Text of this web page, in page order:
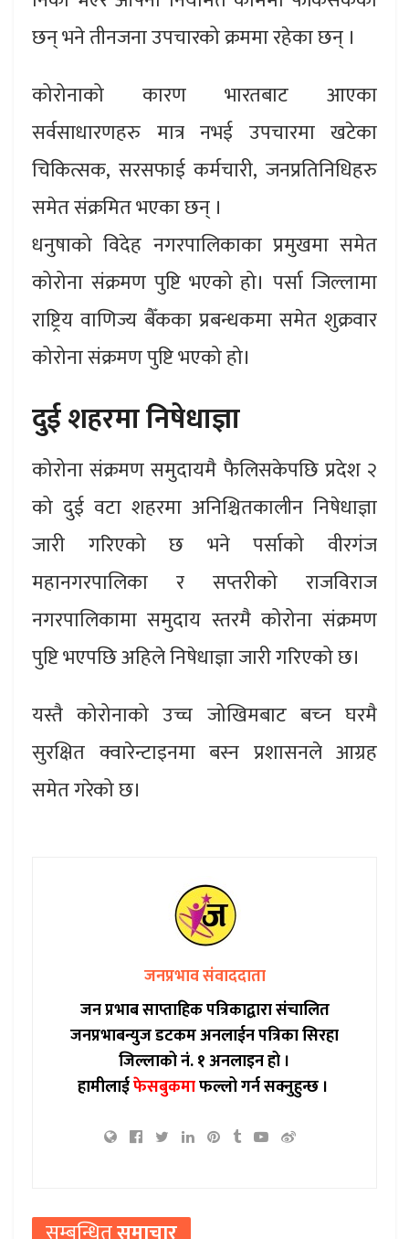
छन् भने तीनजना उपचारको क्रममा रहेका छन् ।
कोरोनाको कारण भारतबाट आएका
सर्वसाधारणहरु मात्र नभई उपचारमा खटेका
चिकित्सक, सरसफाई कर्मचारी, जनप्रतिनिधिहरु
समेत संक्रमित भएका छन् ।
धनुषाको विदेह नगरपालिकाका प्रमुखमा समेत
कोरोना संक्रमण पुष्टि भएको हो। पर्सा जिल्लामा
राष्ट्रिय वाणिज्य बैँकका प्रबन्धकमा समेत शुक्रवार
कोरोना संक्रमण पुष्टि भएको हो।
दुई शहरमा निषेधाज्ञा
कोरोना संक्रमण समुदायमै फैलिसकेपछि प्रदेश २
को दुई वटा शहरमा अनिश्चितकालीन निषेधाज्ञा
जारी गरिएको छ भने पर्साको वीरगंज
महानगरपालिका र सप्तरीको राजविराज
नगरपालिकामा समुदाय स्तरमै कोरोना संक्रमण
पुष्टि भएपछि अहिले निषेधाज्ञा जारी गरिएको छ।
यस्तै कोरोनाको उच्च जोखिमबाट बच्‍न घरमै
सुरक्षित क्वारेन्टाइनमा बस्न प्रशासनले आग्रह
समेत गरेको छ।
जनप्रभाव संवाददाता
जन प्रभाब साप्ताहिक पत्रिकाद्वारा संचालित
जनप्रभाबन्युज डटकम अनलाईन पत्रिका सिरहा
जिल्लाको नं. १ अनलाइन हो ।
हामीलाईफेसबुकमाफल्लो गर्न सक्नुहुन्छ ।